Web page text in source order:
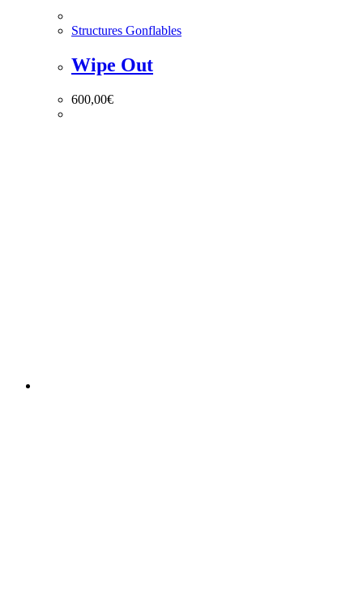
Structures Gonflables
Wipe Out
600,00€